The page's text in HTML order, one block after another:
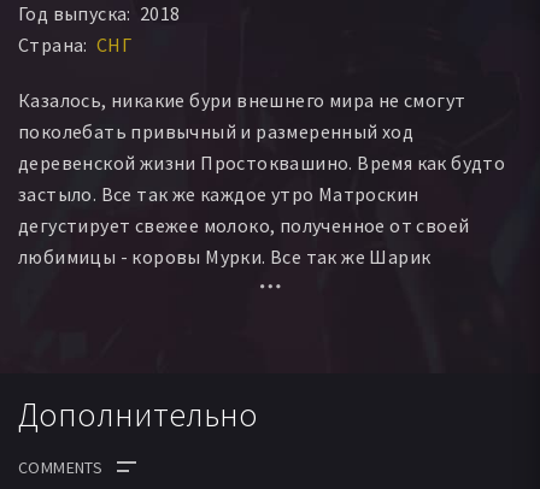
Год выпуска: 2018
Страна: СНГ
Казалось, никакие бури внешнего мира не смогут
поколебать привычный и размеренный ход
деревенской жизни Простоквашино. Время как будто
застыло. Все так же каждое утро Матроскин
дегустирует свежее молоко, полученное от своей
любимицы - коровы Мурки. Все так же Шарик
проводит время в окрестных лесах, «фотоохотясь» на
Дядя Федор. И тогда они весело и дружно проводят
казаться, что так будет всегда, внезапно все
Дополнительно